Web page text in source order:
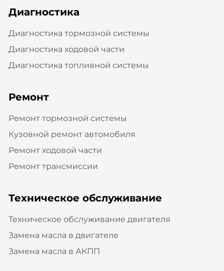
Диагностика
Диагностика тормозной системы
Диагностика ходовой части
Диагностика топливной системы
Ремонт
Ремонт тормозной системы
Кузовной ремонт автомобиля
Ремонт ходовой части
Ремонт трансмиссии
Техническое обслуживание
Техническое обслуживание двигателя
Замена масла в двигателе
Замена масла в АКПП